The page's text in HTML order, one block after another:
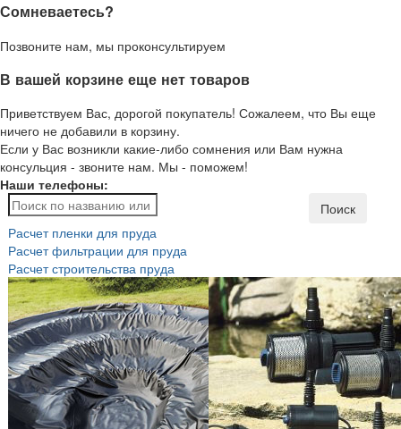
Сомневаетесь?
Позвоните нам, мы проконсультируем
В вашей корзине еще нет товаров
Приветствуем Вас, дорогой покупатель! Сожалеем, что Вы еще
ничего не добавили в корзину.
Если у Вас возникли какие-либо сомнения или Вам нужна
консульция - звоните нам. Мы - поможем!
Наши телефоны:
Поиск
Расчет пленки для пруда
Расчет фильтрации для пруда
Расчет строительства пруда